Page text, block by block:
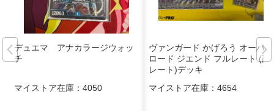
デュエマ アナカラージウォッ
チ
マイストア在庫： 4050
ヴァンガード かげろう オーバー
ロード ジエンド フルレート (高
レート)デッキ
マイストア在庫： 4654